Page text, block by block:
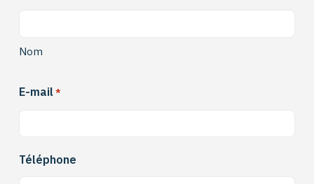
Nom
E-mail*
Téléphone